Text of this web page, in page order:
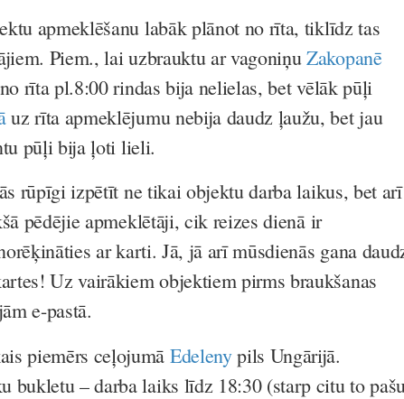
apmeklēšanu labāk plānot no rīta, tiklīdz tas
Piem., lai uzbrauktu ar vagoniņuZakopanē
rīta pl.8:00 rindas bija nelielas, bet vēlāk pūļi
uz rīta apmeklējumu nebija daudz ļaužu, bet jau
pūļi bija ļoti lieli.
rūpīgi izpētīt ne tikai objektu darba laikus, bet arī
pēdējie apmeklētāji, cik reizes dienā ir
ar karti. Jā, jā arī mūsdienās gana
Uz vairākiem objektiem pirms braukšanas
e-pastā.
piemērs ceļojumā Edelenypils Ungārijā.
bukletu – darba laiks līdz 18:30 (starp citu to